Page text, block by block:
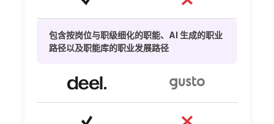
包含按岗位与职级细化的职能、AI 生成的职业
路径以及职能库的职业发展路径